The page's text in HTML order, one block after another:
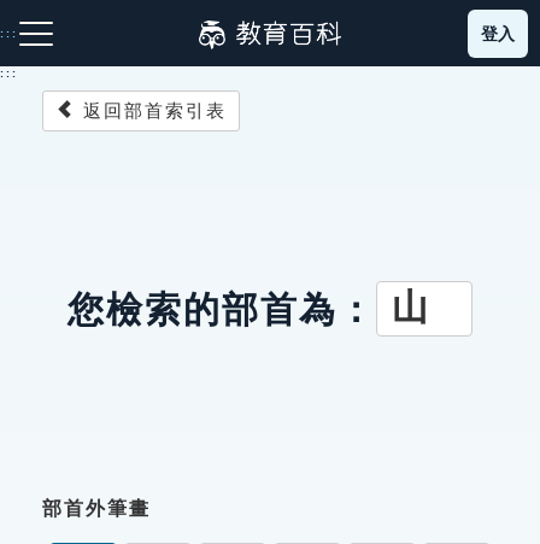
到
主
:::
成語故事
登入
:::
返回部首索引表
您檢索的部首為： 山
部首外筆畫